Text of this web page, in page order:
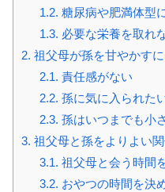
1.2. 糖尿病や肥満体型
1.3. 必要な栄養を取れ
2. 祖父母が孫を甘やかす
2.1. 責任感がない
2.2. 孫に気に入られた
2.3. 孫はいつまでも小
3. 祖父母と孫をよりよい
3.1. 祖父母と会う時間
3.2. おやつの時間を決